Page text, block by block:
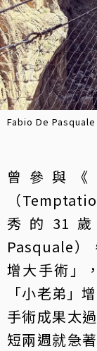
Fabio De Pasquale
曾參與《
（
秀的31
Pasquale）
增大手術」
「小老弟」
手術成果太
短兩週就急